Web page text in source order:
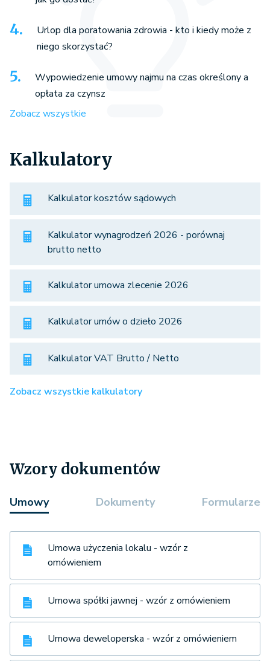
Urlop dla poratowania zdrowia - kto i kiedy może z
niego skorzystać?
Wypowiedzenie umowy najmu na czas określony a
opłata za czynsz
Zobacz wszystkie
Kalkulatory
Kalkulator kosztów sądowych
Kalkulator wynagrodzeń 2026 - porównaj
brutto netto
Kalkulator umowa zlecenie 2026
Kalkulator umów o dzieło 2026
Kalkulator VAT Brutto / Netto
Zobacz wszystkie kalkulatory
Wzory dokumentów
Umowy Dokumenty Formularze
Umowa użyczenia lokalu - wzór z
omówieniem
Umowa spółki jawnej - wzór z omówieniem
Umowa deweloperska - wzór z omówieniem